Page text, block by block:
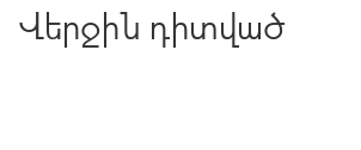
Վերջին դիտված